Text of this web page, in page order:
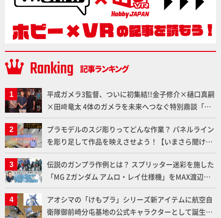
平成ガメラ3監督、ついに初集結!!金子修介×樋口真嗣
×田﨑竜太 4体のガメラを未来へつなぐ特別鼎談「ガ
メラ永久保存化プロジェクト FINAL」
プラモデルのスジ彫りってどんな作業？ パネルライン
を彫り足して作品を映えさせよう！【いまさら聞けな
いプラモデルの基礎：スジ彫りとパネルライン】
伝説のガンプラ作例とは？ スプリッター迷彩を施した
「MG Zガンダム アムロ・レイ仕様機」をMAX渡辺が
ふたたび塗る!!【試し読み】
アオシマの「けもプラ」シリーズ新アイテムに航空自
衛隊御前崎分屯基地の公式キャラクターとして誕生し